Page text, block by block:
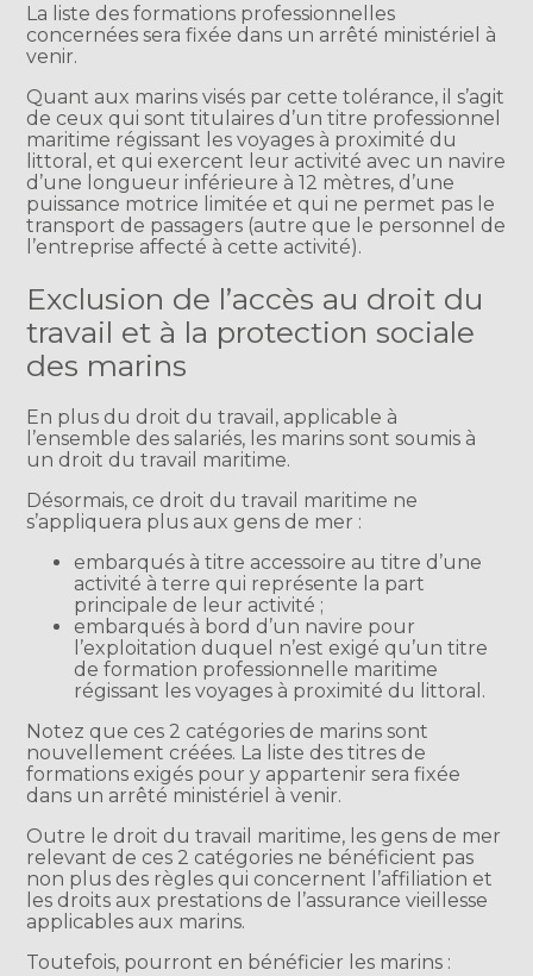
La liste des formations professionnelles
concernées sera fixée dans un arrêté ministériel à
venir.
Quant aux marins visés par cette tolérance, il s’agit
de ceux qui sont titulaires d’un titre professionnel
maritime régissant les voyages à proximité du
littoral, et qui exercent leur activité avec un navire
d’une longueur inférieure à 12 mètres, d’une
puissance motrice limitée et qui ne permet pas le
transport de passagers (autre que le personnel de
l’entreprise affecté à cette activité).
Exclusion de l’accès au droit du
travail et à la protection sociale
des marins
En plus du droit du travail, applicable à
l’ensemble des salariés, les marins sont soumis à
un droit du travail maritime.
Désormais, ce droit du travail maritime ne
s’appliquera plus aux gens de mer :
embarqués à titre accessoire au titre d’une
activité à terre qui représente la part
principale de leur activité ;
embarqués à bord d’un navire pour
l’exploitation duquel n’est exigé qu’un titre
de formation professionnelle maritime
régissant les voyages à proximité du littoral.
Notez que ces 2 catégories de marins sont
nouvellement créées. La liste des titres de
formations exigés pour y appartenir sera fixée
dans un arrêté ministériel à venir.
Outre le droit du travail maritime, les gens de mer
relevant de ces 2 catégories ne bénéficient pas
non plus des règles qui concernent l’affiliation et
les droits aux prestations de l’assurance vieillesse
applicables aux marins.
Toutefois, pourront en bénéficier les marins :